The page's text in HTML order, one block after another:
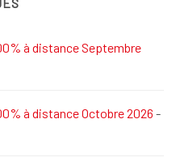
à distance Septembre
à distance Octobre 2026 -